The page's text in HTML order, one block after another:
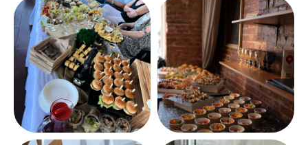
Наша цель — сделать ваше
событие незабываемым,
дать вам возможность
расслабиться и окунуться
в атмосферу праздника